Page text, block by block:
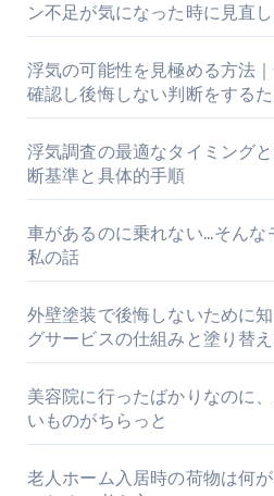
ン不足が気になった時に見直
浮気の可能性を見極める方法
確認し後悔しない判断をする
浮気調査の最適なタイミング
断基準と具体的手順
車があるのに乗れない…そんな
私の話
外壁塗装で後悔しないために
グサービスの仕組みと塗り替
美容院に行ったばかりなのに
いものがちらっと
老人ホーム入居時の荷物は何